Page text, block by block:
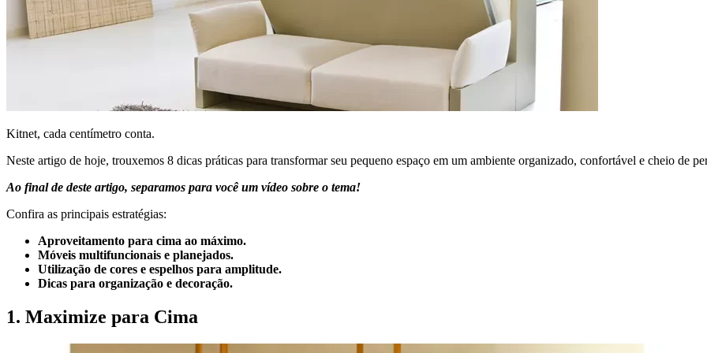
Kitnet, cada centímetro conta.
Neste artigo de hoje, trouxemos 8 dicas práticas para transformar seu pequeno espaço em um ambiente organizado, confortável e cheio de
Ao final de deste artigo, separamos para você um vídeo sobre o tema!
Confira as principais estratégias:
Aproveitamento para cima ao máximo.
Móveis multifuncionais e planejados.
Utilização de cores e espelhos para amplitude.
Dicas para organização e decoração.
1. Maximize para Cima